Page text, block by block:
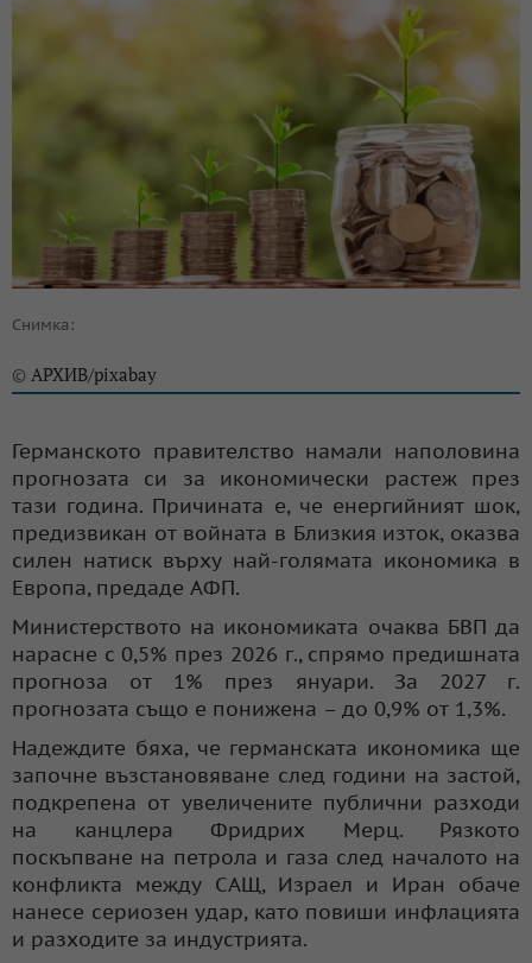
Снимка:
© АРХИВ/pixabay
Германското правителство намали наполовина
прогнозата си за икономически растеж през
тази година. Причината е, че енергийният шок,
предизвикан от войната в Близкия изток, оказва
силен натиск върху най-голямата икономика в
Европа, предаде АФП.
Министерството на икономиката очаква БВП да
нарасне с 0,5% през 2026 г., спрямо предишната
прогноза от 1% през януари. За 2027 г.
прогнозата също е понижена – до 0,9% от 1,3%.
Надеждите бяха, че германската икономика ще
започне възстановяване след години на застой,
подкрепена от увеличените публични разходи
на канцлера Фридрих Мерц. Рязкото
поскъпване на петрола и газа след началото на
конфликта между САЩ, Израел и Иран обаче
нанесе сериозен удар, като повиши инфлацията
и разходите за индустрията.